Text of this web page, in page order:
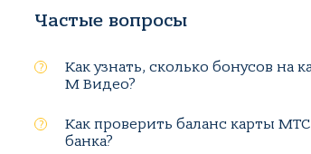
Частые вопросы
Как узнать, сколько бонусов на
М Видео?
Как проверить баланс карты МТС
банка?